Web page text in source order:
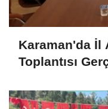
Karaman'da İl
Toplantısı